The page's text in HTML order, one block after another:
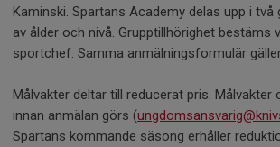
Kaminski. Spartans Academy delas upp i
av ålder och nivå. Grupptillhörighet bestäms
sportchef. Samma anmälningsformulär
Målvakter deltar till reducerat pris.
innan anmälan görs (
Spartans kommande säsong erhåller